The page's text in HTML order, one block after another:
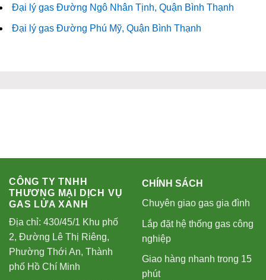
Đại lý gas Đường Ngô Nhân Tịnh, Quận Bình Thạnh
Đại lý gas Đường Phú Mỹ, Quận Bình Thạnh
CÔNG TY TNHH
THƯƠNG MẠI DỊCH VỤ
GAS LỬA XANH
Địa chỉ: 430/45/1 Khu phố
2, Đường Lê Thị Riêng,
Phường Thới An, Thành
phố Hồ Chí Minh
CHÍNH SÁCH
Chuyên giao gas gia đình
Lắp đặt hệ thống gas công
nghiệp
Giao hàng nhanh trong 15
phút